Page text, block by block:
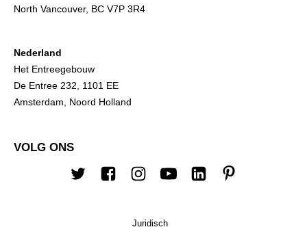
North Vancouver, BC V7P 3R4
Nederland
Het Entreegebouw
De Entree 232, 1101 EE
Amsterdam, Noord Holland
VOLG ONS
TwitterFacebookInstagram
YouTubeLinkedin
Juridisch